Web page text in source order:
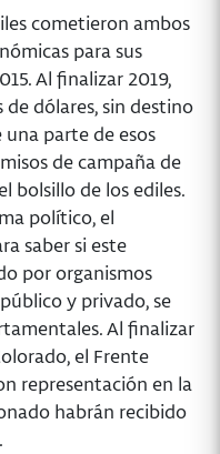
cometieron ambos
para sus
Al finalizar 2019,
dólares, sin destino
una parte de esos
de campaña de
bolsillo de los ediles.
político, el
saber si este
por organismos
y privado, se
Al finalizar
el Frente
representación en la
habrán recibido